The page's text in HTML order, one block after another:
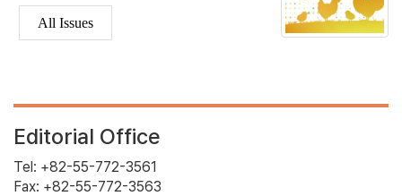
All Issues
Editorial Office
Tel: +82-55-772-3561
Fax: +82-55-772-3563